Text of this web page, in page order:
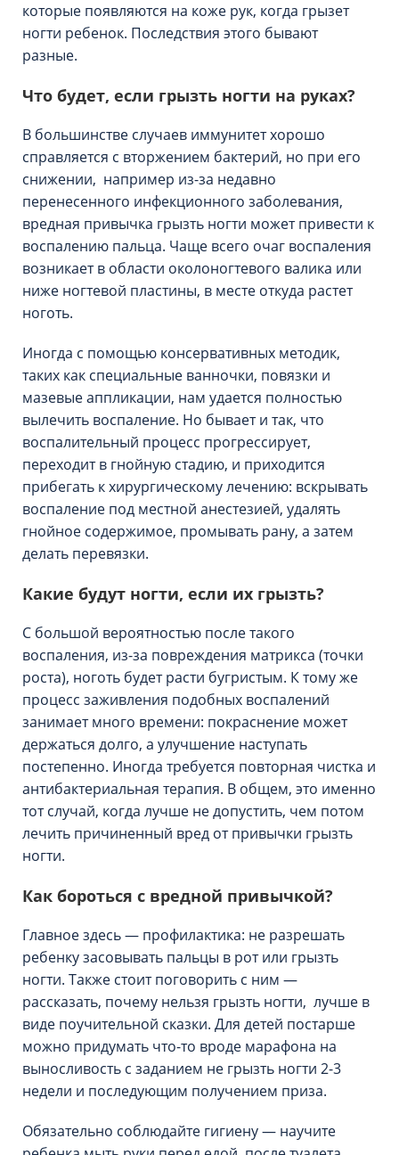
которые появляются на коже рук, когда грызет
ногти ребенок. Последствия этого бывают
разные.
Что будет, если грызть ногти на руках?
В большинстве случаев иммунитет хорошо
справляется с вторжением бактерий, но при его
снижении, например из-за недавно
перенесенного инфекционного заболевания,
вредная привычка грызть ногти может привести к
воспалению пальца. Чаще всего очаг воспаления
возникает в области околоногтевого валика или
ниже ногтевой пластины, в месте откуда растет
ноготь.
Иногда с помощью консервативных методик,
таких как специальные ванночки, повязки и
мазевые аппликации, нам удается полностью
вылечить воспаление. Но бывает и так, что
воспалительный процесс прогрессирует,
переходит в гнойную стадию, и приходится
прибегать к хирургическому лечению: вскрывать
воспаление под местной анестезией, удалять
гнойное содержимое, промывать рану, а затем
делать перевязки.
Какие будут ногти, если их грызть?
С большой вероятностью после такого
воспаления, из-за повреждения матрикса (точки
роста), ноготь будет расти бугристым. К тому же
процесс заживления подобных воспалений
занимает много времени: покраснение может
держаться долго, а улучшение наступать
постепенно. Иногда требуется повторная чистка и
антибактериальная терапия. В общем, это именно
тот случай, когда лучше не допустить, чем потом
лечить причиненный вред от привычки грызть
ногти.
Как бороться с вредной привычкой?
Главное здесь — профилактика: не разрешать
ребенку засовывать пальцы в рот или грызть
ногти. Также стоит поговорить с ним —
рассказать, почему нельзя грызть ногти, лучше в
виде поучительной сказки. Для детей постарше
можно придумать что-то вроде марафона на
выносливость с заданием не грызть ногти 2-3
недели и последующим получением приза.
Обязательно соблюдайте гигиену — научите